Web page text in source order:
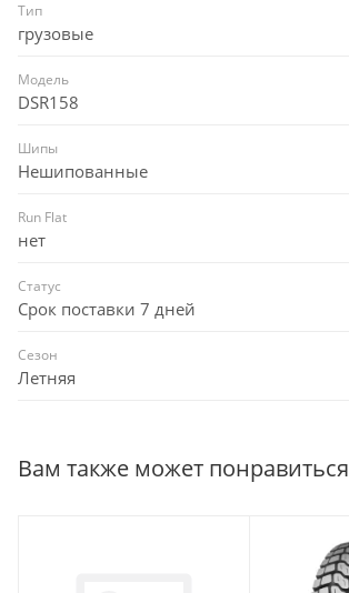
Тип
грузовые
Модель
DSR158
Шипы
Нешипованные
Run Flat
нет
Статус
Срок поставки 7 дней
Сезон
Летняя
Вам также может понравиться